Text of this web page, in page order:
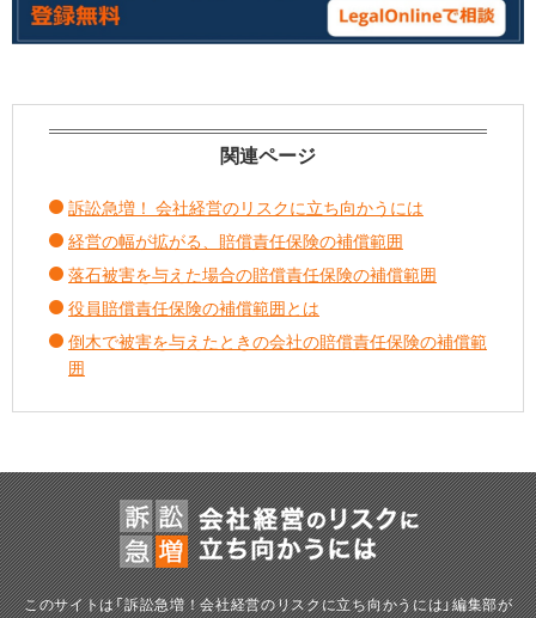
関連ページ
訴訟急増！ 会社経営のリスクに立ち向かうには
経営の幅が拡がる、賠償責任保険の補償範囲
落石被害を与えた場合の賠償責任保険の補償範囲
役員賠償責任保険の補償範囲とは
倒木で被害を与えたときの会社の賠償責任保険の補償範
囲
このサイトは「訴訟急増！会社経営のリスクに立ち向かうには」編集部が